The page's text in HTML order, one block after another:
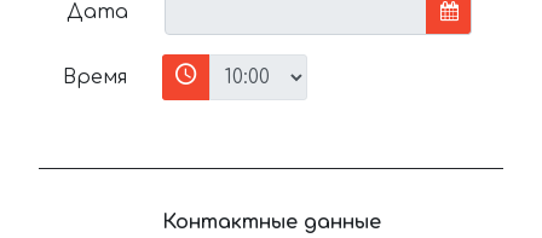
Дата
Время
Контактные данные